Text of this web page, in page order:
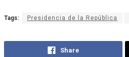
Tags: Presidencia de la República
Share